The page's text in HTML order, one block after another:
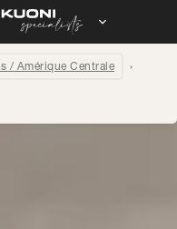
/ Amérique Centrale